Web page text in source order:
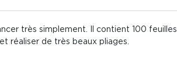
très simplement. Il contient 100 feuilles
réaliser de très beaux pliages.